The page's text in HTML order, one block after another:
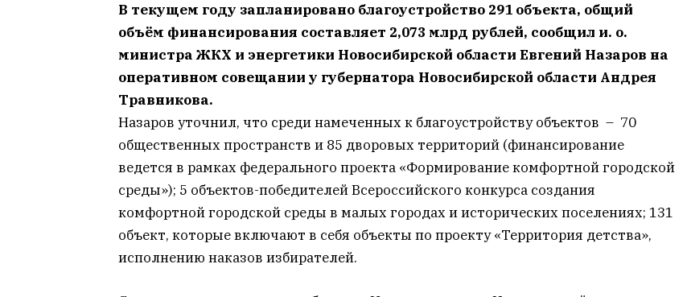
В текущем году запланировано благоустройство 291 объекта, общий
объём финансирования составляет 2,073 млрд рублей, сообщил и. о.
министра ЖКХ и энергетики Новосибирской области Евгений Назаров на
оперативном совещании у губернатора Новосибирской области Андрея
Травникова.
Назаров уточнил, что среди намеченных к благоустройству объектов – 70
общественных пространств и 85 дворовых территорий (финансирование
ведется в рамках федерального проекта «Формирование комфортной городской
среды»); 5 объектов-победителей Всероссийского конкурса создания
комфортной городской среды в малых городах и исторических поселениях; 131
объект, которые включают в себя объекты по проекту «Территория детства»,
исполнению наказов избирателей.